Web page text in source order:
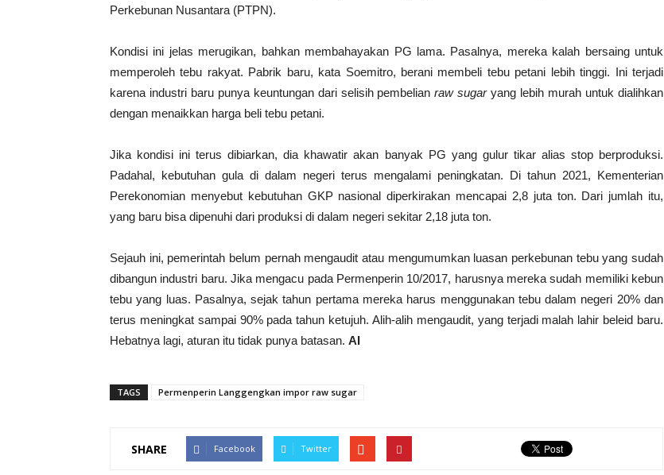
Perkebunan Nusantara (PTPN).
Kondisi ini jelas merugikan, bahkan membahayakan PG lama. Pasalnya, mereka kalah bersaing untuk
memperoleh tebu rakyat. Pabrik baru, kata Soemitro, berani membeli tebu petani lebih tinggi. Ini terjadi
karena industri baru punya keuntungan dari selisih pembelianraw sugaryang lebih murah untuk dialihkan
dengan menaikkan harga beli tebu petani.
Jika kondisi ini terus dibiarkan, dia khawatir akan banyak PG yang gulur tikar alias stop berproduksi.
Padahal, kebutuhan gula di dalam negeri terus mengalami peningkatan. Di tahun 2021, Kementerian
Perekonomian menyebut kebutuhan GKP nasional diperkirakan mencapai 2,8 juta ton. Dari jumlah itu,
yang baru bisa dipenuhi dari produksi di dalam negeri sekitar 2,18 juta ton.
Sejauh ini, pemerintah belum pernah mengaudit atau mengumumkan luasan perkebunan tebu yang sudah
dibangun industri baru. Jika mengacu pada Permenperin 10/2017, harusnya mereka sudah memiliki kebun
tebu yang luas. Pasalnya, sejak tahun pertama mereka harus menggunakan tebu dalam negeri 20% dan
terus meningkat sampai 90% pada tahun ketujuh. Alih-alih mengaudit, yang terjadi malah lahir beleid baru.
Hebatnya lagi, aturan itu tidak punya batasan. AI
TAGS Permenperin Langgengkan impor raw sugar
SHARE Facebook Twitter